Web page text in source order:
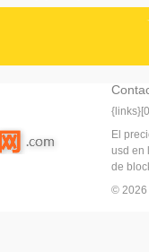
El
usd en
de
©